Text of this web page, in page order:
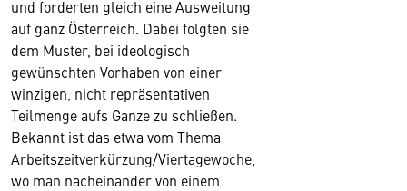
und forderten gleich eine Ausweitung
auf ganz Österreich. Dabei folgten sie
dem Muster, bei ideologisch
gewünschten Vorhaben von einer
winzigen, nicht repräsentativen
Teilmenge aufs Ganze zu schließen.
Bekannt ist das etwa vom Thema
Arbeitszeitverkürzung/Viertagewoche,
wo man nacheinander von einem